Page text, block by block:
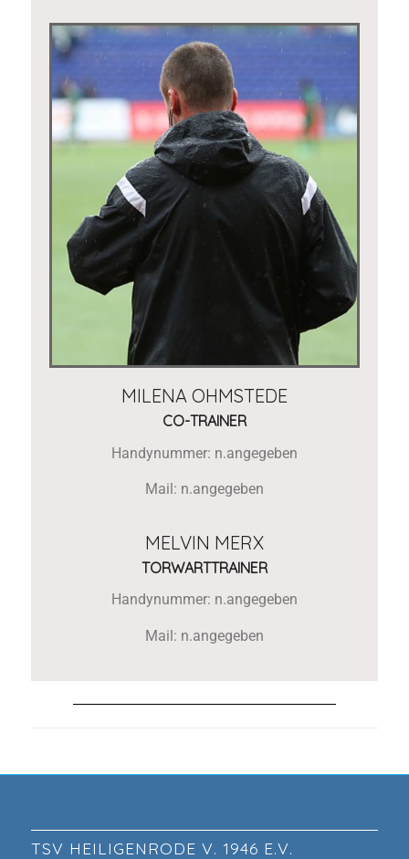
MILENA OHMSTEDE
CO-TRAINER
Handynummer: n.angegeben
Mail: n.angegeben
MELVIN MERX
TORWARTTRAINER
Handynummer: n.angegeben
Mail: n.angegeben
TSV HEILIGENRODE V. 1946 E.V.